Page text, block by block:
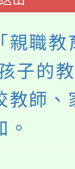
分析基
導中心
、社會
加。
親職教
子的
教師、